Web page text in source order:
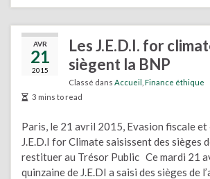
AVR
21
2015
Les J.E.D.I. for
siègent la BNP
Classé dans Accueil Finance éthique
3 mins to read
Paris, le 21 avril 2015, Evasion fiscale et
J.E.D.I for Climate saisissent des sièges
restituer au Trésor Public Ce mardi 21
quinzaine de J.E.DI a saisi des sièges de